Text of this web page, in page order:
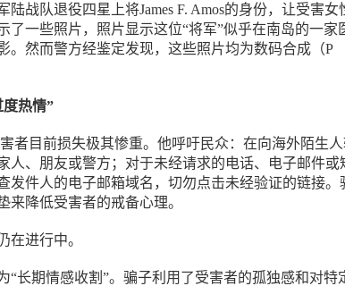
战队退役四星上将James F. Amos的身份，让受害女
了一些照片，照片显示这位“将军”似乎在南岛的一家
。然而警方经鉴定发现，这些照片均为数码合成（P
热情”
者目前损失极其惨重。他呼吁民众：在向海外陌生
人、朋友或警方；对于未经请求的电话、电子邮件或
发件人的电子邮箱域名，切勿点击未经验证的链接。
来降低受害者的戒备心理。
在进行中。
“长期情感收割”。骗子利用了受害者的孤独感和对特